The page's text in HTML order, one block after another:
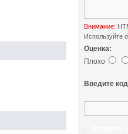
Внимание:
Используйте
Оценка:
Плохо
Введите